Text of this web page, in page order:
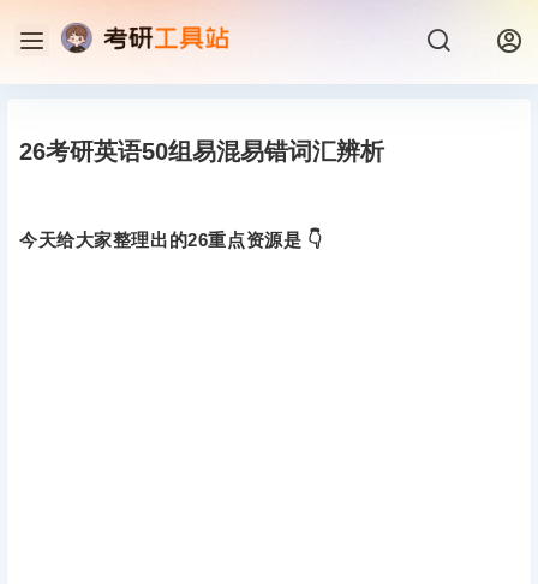
26考研英语50组易混易错词汇辨析
今天给大家整理出的26重点资源是 👇